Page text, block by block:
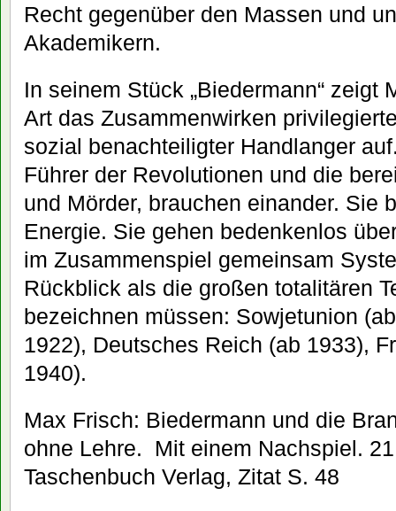
Recht gegenüber den Massen und
Akademikern.
In seinem Stück „Biedermann“ zeigt
Art das Zusammenwirken
sozial benachteiligter Handlanger
Führer der Revolutionen und die
und Mörder, brauchen einander. Sie
Energie. Sie gehen bedenkenlos
im Zusammenspiel gemeinsam
Rückblick als die großen totalitären
bezeichnen müssen: Sowjetunion
1922), Deutsches Reich (ab 1933),
1940).
Max Frisch: Biedermann und die
ohne Lehre. Mit einem Nachspiel.
Taschenbuch Verlag, Zitat S. 48